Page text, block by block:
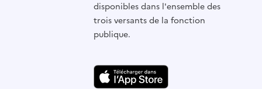
disponibles dans l'ensemble des
trois versants de la fonction
publique.